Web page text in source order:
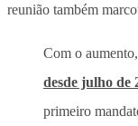
reunião também
Com o aumento,
desde julho de
primeiro